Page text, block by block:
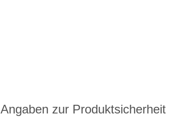
Angaben zur Produktsicherheit